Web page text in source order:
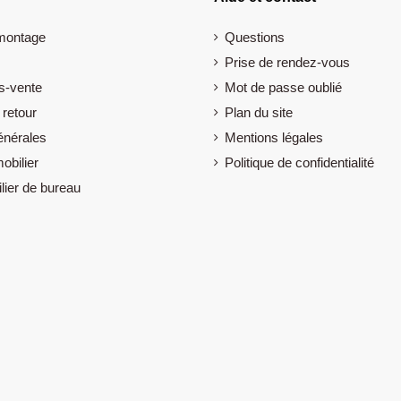
vente
de bureau
Questions
Prise de rendez-vous
Mot de passe oublié
Plan du site
Mentions légales
Politique de confidentialité